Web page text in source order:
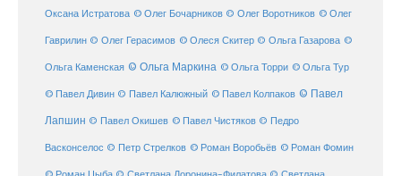
Оксана Истратова © Олег Бочарников © Олег Воротников © Олег
Гаврилин © Олег Герасимов © Олеся Скитер © Ольга Газарова ©
Ольга Каменская © Ольга Маркина © Ольга Торри © Ольга Тур
© Павел Дивин © Павел Калюжный © Павел Колпаков © Павел
Лапшин © Павел Окишев © Павел Чистяков © Педро
Васконселос © Петр Стрелков © Роман Воробьёв © Роман Фомин